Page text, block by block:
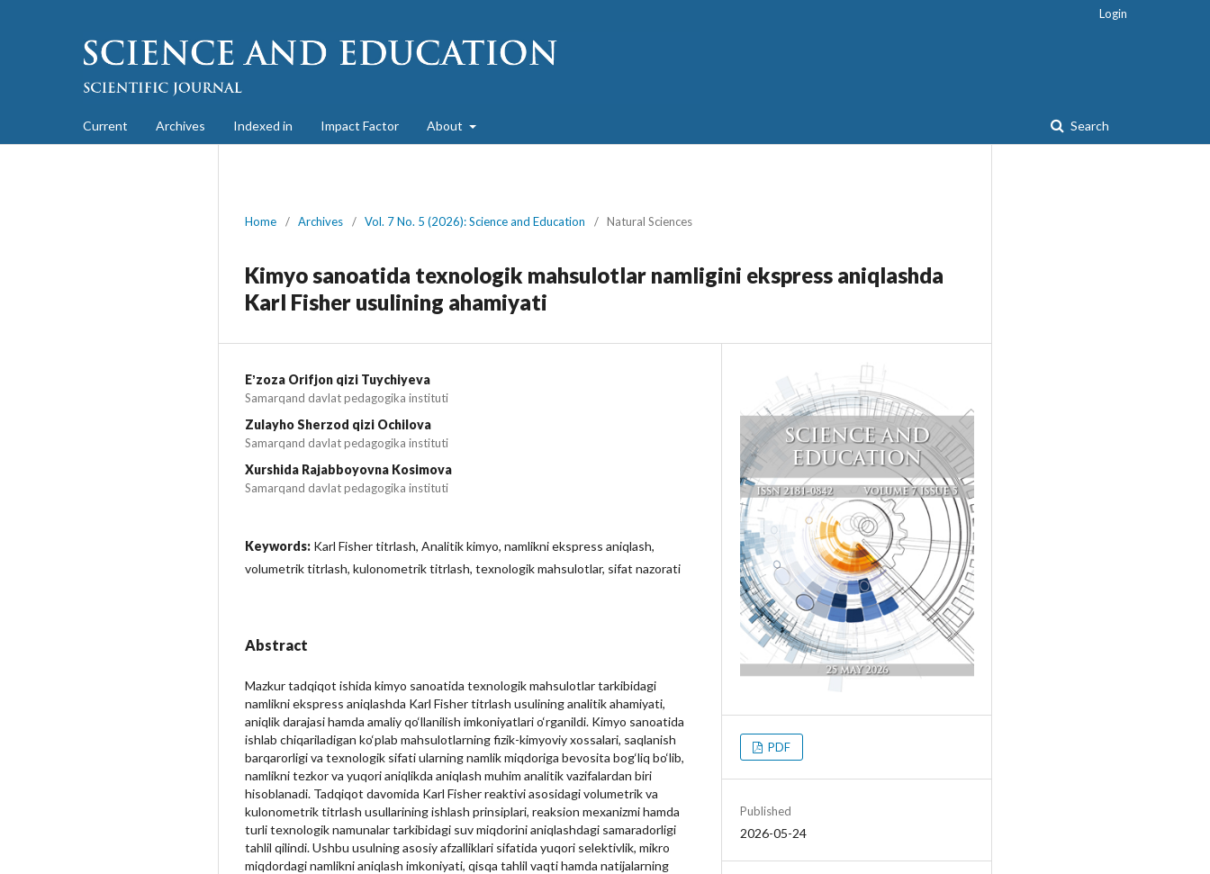
Current Archives Indexed in Impact Factor About Search
Login
Home / Archives / Vol. 7 No. 5 (2026): Science and Education / Natural Sciences
Kimyo sanoatida texnologik mahsulotlar namligini ekspress aniqlashda
Karl Fisher usulining ahamiyati
Eʼzoza Orifjon qizi Tuychiyeva
Samarqand davlat pedagogika instituti
Zulayho Sherzod qizi Ochilova
Samarqand davlat pedagogika instituti
Xurshida Rajabboyovna Kosimova
Samarqand davlat pedagogika instituti
Keywords: Karl Fisher titrlash, Analitik kimyo, namlikni ekspress aniqlash,
volumetrik titrlash, kulonometrik titrlash, texnologik mahsulotlar, sifat nazorati
Abstract
Mazkur tadqiqot ishida kimyo sanoatida texnologik mahsulotlar tarkibidagi
namlikni ekspress aniqlashda Karl Fisher titrlash usulining analitik ahamiyati,
aniqlik darajasi hamda amaliy qo‘llanilish imkoniyatlari o‘rganildi. Kimyo sanoatida
ishlab chiqariladigan ko‘plab mahsulotlarning fizik-kimyoviy xossalari, saqlanish
barqarorligi va texnologik sifati ularning namlik miqdoriga bevosita bog‘liq bo‘lib,
namlikni tezkor va yuqori aniqlikda aniqlash muhim analitik vazifalardan biri
hisoblanadi. Tadqiqot davomida Karl Fisher reaktivi asosidagi volumetrik va
kulonometrik titrlash usullarining ishlash prinsiplari, reaksion mexanizmi hamda
turli texnologik namunalar tarkibidagi suv miqdorini aniqlashdagi samaradorligi
tahlil qilindi. Ushbu usulning asosiy afzalliklari sifatida yuqori selektivlik, mikro
miqdordagi namlikni aniqlash imkoniyati, qisqa tahlil vaqti hamda natijalarning
PDF
Published
2026-05-24